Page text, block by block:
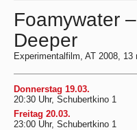
Foamywater
Deeper
Experimentalfilm, AT 2008, 13
Donnerstag 19.03.
20:30 Uhr, Schubertkino 1
Freitag 20.03.
23:00 Uhr, Schubertkino 1